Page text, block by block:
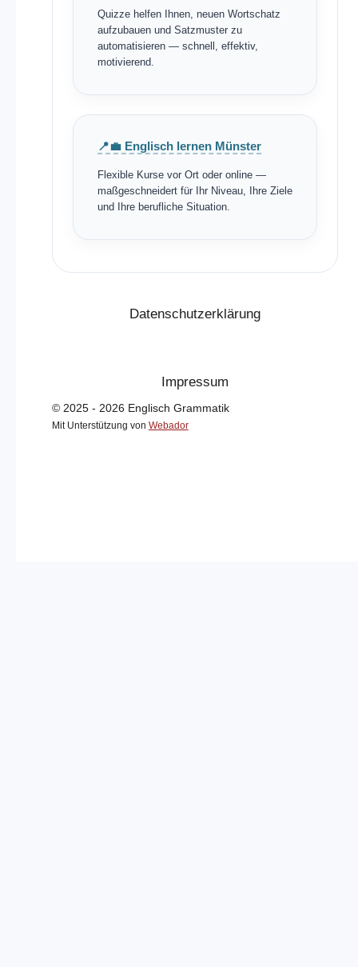
Quizze helfen Ihnen, neuen Wortschatz
aufzubauen und Satzmuster zu
automatisieren — schnell, effektiv,
motivierend.
📍💼 Englisch lernen Münster
Flexible Kurse vor Ort oder online —
maßgeschneidert für Ihr Niveau, Ihre Ziele
und Ihre berufliche Situation.
Datenschutzerklärung
Impressum
© 2025 - 2026 Englisch Grammatik
Mit Unterstützung von Webador